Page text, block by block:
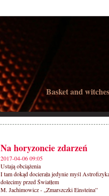
Basket and
Na horyzoncie zdarzeń
2017-04-06 09:05
Ustają obciążenia
I tam dokąd docierała jedynie myśl
dolecimy przed Światłem
M. Jachimowicz - „Zmarszczki Einsteina”